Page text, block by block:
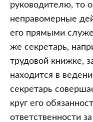
руководителю, то
неправомерные
его прямыми
же секретарь,
трудовой книжке,
находится в
секретарь
круг его
ответственности